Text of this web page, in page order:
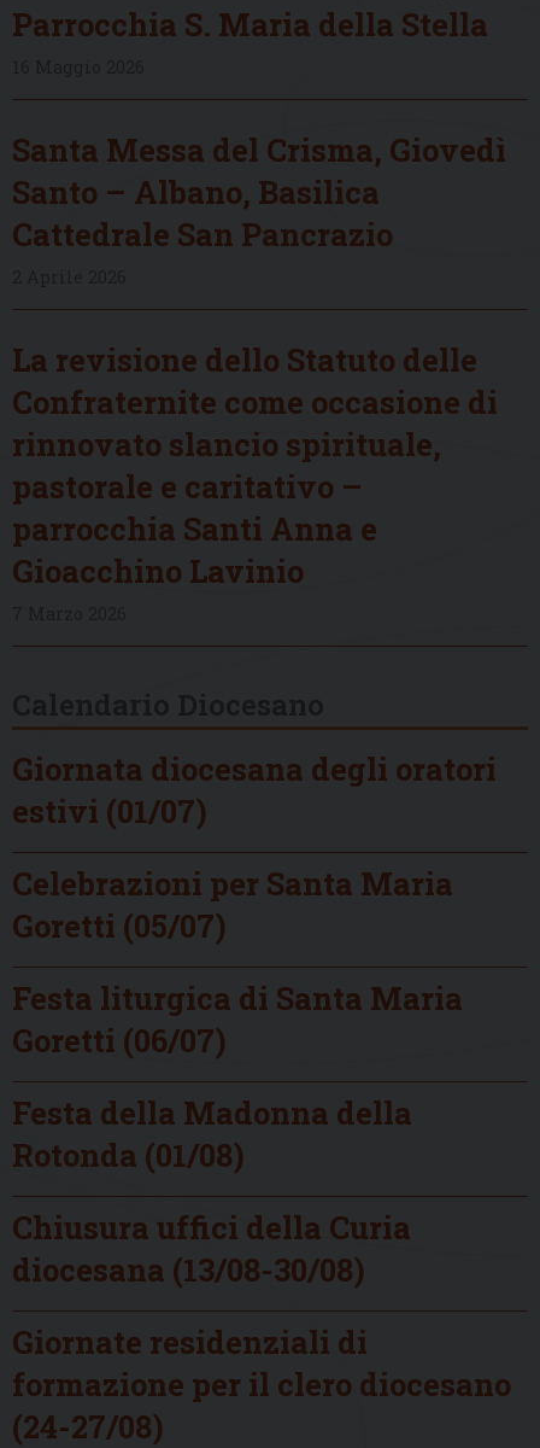
Parrocchia S. Maria della Stella
Santa Messa del Crisma, Giovedì
Santo – Albano, Basilica
Cattedrale San Pancrazio
La revisione dello Statuto delle
Confraternite come occasione di
rinnovato slancio spirituale,
pastorale e caritativo –
parrocchia Santi Anna e
Gioacchino Lavinio
Giornata diocesana degli oratori
estivi (01/07)
Celebrazioni per Santa Maria
Goretti (05/07)
Festa liturgica di Santa Maria
Goretti (06/07)
Festa della Madonna della
Rotonda (01/08)
Chiusura uffici della Curia
diocesana (13/08-30/08)
Giornate residenziali di
formazione per il clero diocesano
(24-27/08)